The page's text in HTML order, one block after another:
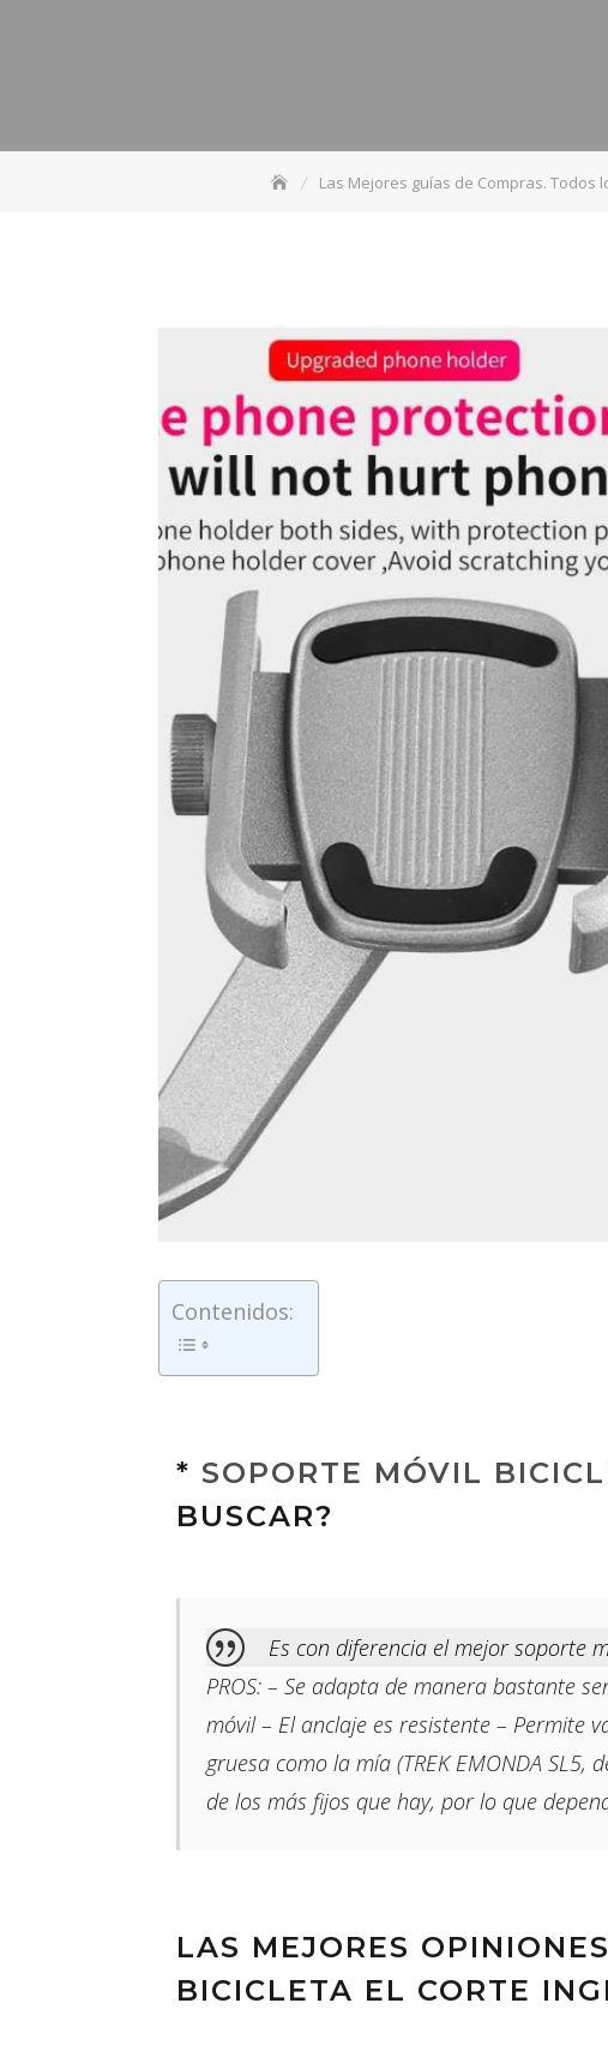
Las Mejores guías de Compras. Todos
Contenidos:
* SOPORTE MÓVIL
BUSCAR?
Es con diferencia el mejor soporte
PROS: – Se adapta de manera bastante
móvil – El anclaje es resistente – Permite
gruesa como la mía (TREK EMONDA
de los más fijos que hay, por lo que
LAS MEJORES
BICICLETA EL CORTE